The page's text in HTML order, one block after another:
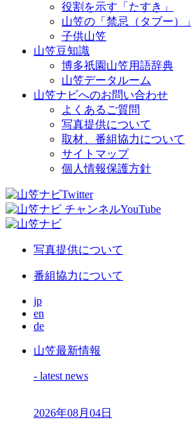
役割を示す「たすき」
山笠の「禁忌（タブー）」
子供山笠
山笠豆知識
博多祇園山笠用語辞典
山笠データルーム
山笠ナビへのお問い合わせ
よくあるご質問
写真提供について
取材、番組協力について
サイトマップ
個人情報保護方針
写真提供について
番組協力について
jp
en
de
山笠最新情報
- latest news
2026年08月04日